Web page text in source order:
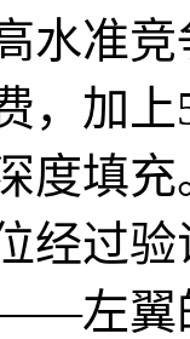
水准
，加
度填
经过
左翼